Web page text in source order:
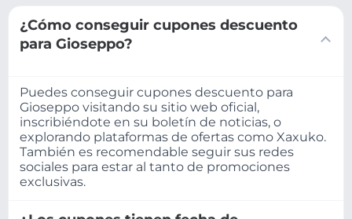
¿Cómo conseguir cupones descuento
para Gioseppo?
Puedes conseguir cupones descuento para
Gioseppo visitando su sitio web oficial,
inscribiéndote en su boletín de noticias, o
explorando plataformas de ofertas como Xaxuko.
También es recomendable seguir sus redes
sociales para estar al tanto de promociones
exclusivas.